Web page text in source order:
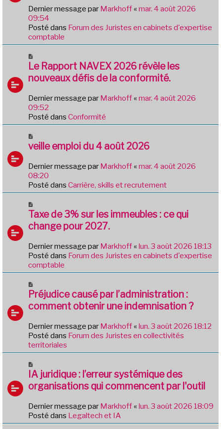
u
m
e
s
s
g
e
Dernier message par Markhoff« mar. 4 août 2026
09:54
Posté dans Forum des Juristes en cabinets d'expertise
comptable
o
u
v
a
u
m
s
g
e
Le Rapport NAVEX 2026 révèle les
nouveaux défis de la conformité.
Dernier message par Markhoff« mar. 4 août 2026
09:52
Posté dans Conformité
o
v
e
a
u
e
s
s
g
e
veille emploi du 4 août 2026
Dernier message par Markhoff« mar. 4 août 2026
08:20
Posté dans Carrière, skills et recrutement
o
u
v
a
u
m
s
a
e
Taxe de 3% sur les immeubles : ce qui
change pour 2027.
Dernier message par Markhoff« lun. 3 août 2026 18:13
Posté dans Forum des Juristes en cabinets d'expertise
comptable
o
u
v
a
u
m
s
a
e
Préjudice causé par l’administration :
comment obtenir une indemnisation ?
Dernier message par Markhoff« lun. 3 août 2026 18:12
Posté dans Forum des Juristes en collectivités
territoriales
o
u
v
a
u
IA juridique : l’erreur systémique des
organisations qui commencent par l'outil
Dernier message par Markhoff« lun. 3 août 2026 18:09
Posté dans Legaltech et IA